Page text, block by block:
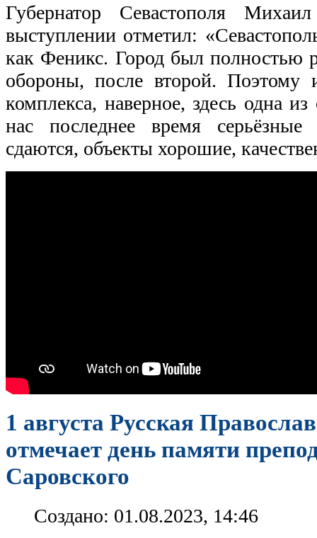
Губернатор Севастополя
выступлении отметил:
как Феникс. Город был полностью
обороны, после второй. Поэтому
комплекса, наверное, здесь одна
нас последнее время серьёзные
сдаются, объекты хорошие,
1 августа Русская
отмечает день памяти
Саровского
Создано: 01.08.2023, 14:46